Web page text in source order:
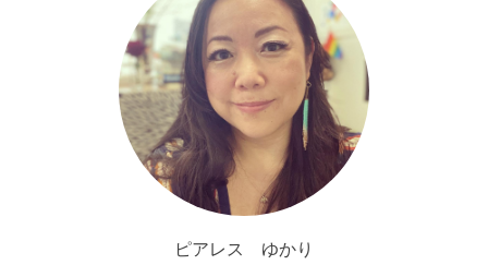
ピアレス ゆかり